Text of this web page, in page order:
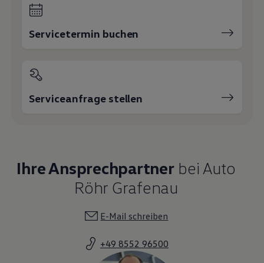
Servicetermin buchen
Serviceanfrage stellen
Ihre Ansprechpartnerbei Auto
Röhr Grafenau
E-Mail schreiben
+49 8552 96500